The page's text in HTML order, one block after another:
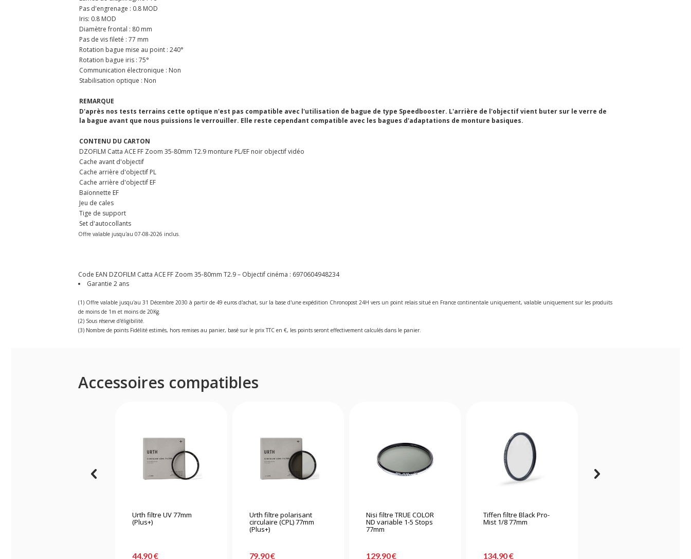
Pas d'engrenage : 0.8 MOD
Iris: 0.8 MOD
Diamètre frontal : 80 mm
Pas de vis fileté : 77 mm
Rotation bague mise au point : 240°
Rotation bague iris : 75°
Communication électronique : Non
Stabilisation optique : Non
REMARQUE
D'après nos tests terrains cette optique n'est pas compatible avec l'utilisation de bague de type Speedbooster. L'arrière de l'objectif vient buter sur le verre de
la bague avant que nous puissions le verrouiller. Elle reste cependant compatible avec les bagues d'adaptations de monture basiques.
CONTENU DU CARTON
DZOFILM Catta ACE FF Zoom 35-80mm T2.9 monture PL/EF noir objectif vidéo
Cache avant d'objectif
Cache arrière d'objectif PL
Cache arrière d'objectif EF
Baïonnette EF
Jeu de cales
Tige de support
Set d'autocollants
Offre valable jusqu'au 07-08-2026 inclus.
Code EAN DZOFILM Catta ACE FF Zoom 35-80mm T2.9 – Objectif cinéma : 6970604948234
Garantie 2 ans
(1) Offre valable jusqu'au 31 Décembre 2030 à partir de 49 euros d'achat, sur la base d'une expédition Chronopost 24H vers un point relais situé en France continentale uniquement, valable uniquement sur les produits
de moins de 1m et moins de 20Kg.
(2) Sous réserve d'éligibilité.
(3) Nombre de points Fidélité estimés, hors remises au panier, basé sur le prix TTC en €, les points seront effectivement calculés dans le panier.
Accessoires compatibles
Urth filtre UV 77mm
(Plus+)
44,90 €
Urth filtre polarisant
circulaire (CPL) 77mm
(Plus+)
79,90 €
Nisi filtre TRUE COLOR
ND variable 1-5 Stops
77mm
129,90 €
Tiffen filtre Black Pro-
Mist 1/8 77mm
134,90 €